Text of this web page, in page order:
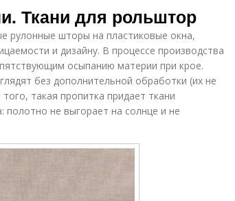
Ткани для рольштор
рулонные шторы на пластиковые окна,
и дизайну. В процессе производства
осыпанию материи при крое.
без дополнительной обработки (их не
такая пропитка придает ткани
полотно не выгорает на солнце и не